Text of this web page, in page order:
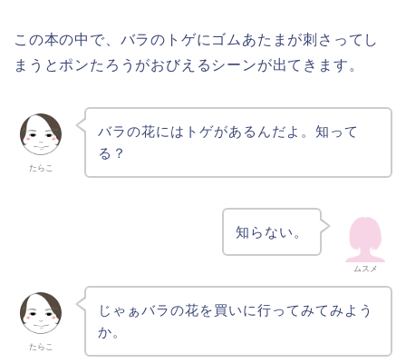
この本の中で、バラのトゲにゴムあたまが刺さってし
まうとポンたろうがおびえるシーンが出てきます。
たらこ
バラの花にはトゲがあるんだよ。知って
る？
ムスメ
知らない。
たらこ
じゃぁバラの花を買いに行ってみてみよう
か。